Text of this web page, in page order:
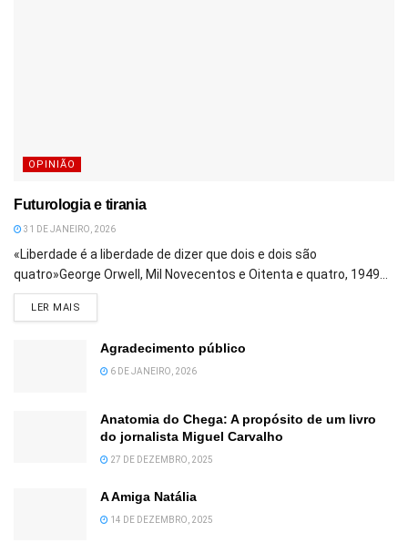
OPINIÃO
Futurologia e tirania
31 DE JANEIRO, 2026
«Liberdade é a liberdade de dizer que dois e dois são
quatro»George Orwell, Mil Novecentos e Oitenta e quatro, 1949...
LER MAIS
Agradecimento público
6 DE JANEIRO, 2026
Anatomia do Chega: A propósito de um livro
do jornalista Miguel Carvalho
27 DE DEZEMBRO, 2025
A Amiga Natália
14 DE DEZEMBRO, 2025